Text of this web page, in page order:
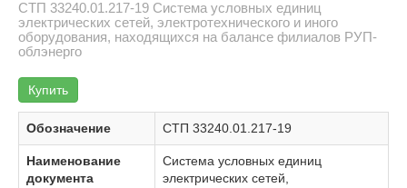
СТП 33240.01.217-19 Система условных единиц
электрических сетей, электротехнического и иного
оборудования, находящихся на балансе филиалов РУП-
облэнерго
Купить
Обозначение СТП 33240.01.217-19
Наименование
документа
Система условных единиц
электрических сетей,